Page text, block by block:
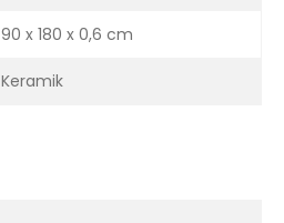
90 x 180 x 0,6 cm
Keramik